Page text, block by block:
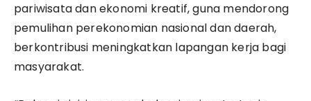
pariwisata dan ekonomi kreatif, guna mendorong
pemulihan perekonomian nasional dan daerah,
berkontribusi meningkatkan lapangan kerja bagi
masyarakat.